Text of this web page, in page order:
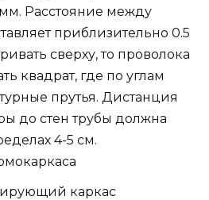
Расстояние между
приблизительно 0.5
сверху, то проволока
квадрат, где по углам
прутья. Дистанция
до стен трубы должна
4-5 см.
каркас